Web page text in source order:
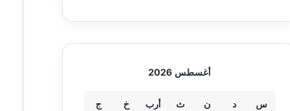
أغسطس 2026
س د ن ث أرب خ ج